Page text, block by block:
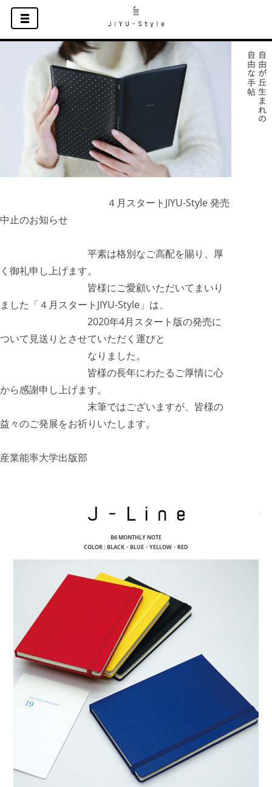
４月スタートJIYU-Style 発売
中止のお知らせ
平素は格別なご高配を賜り、厚
く御礼申し上げます。
皆様にご愛顧いただいてまいり
ました「４月スタートJIYU-Style」は、
2020年4月スタート版の発売に
ついて見送りとさせていただく運びと
なりました。
皆様の長年にわたるご厚情に心
から感謝申し上げます。
末筆ではございますが、皆様の
益々のご発展をお祈りいたします。
産業能率大学出版部
B6 MONTHLY NOTE
COLOR : BLACK・BLUE・YELLOW・RED